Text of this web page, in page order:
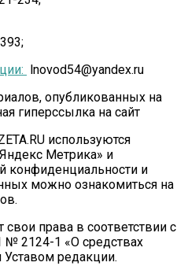
lnovod54@yandex.ru
опубликованных на
гиперссылка на сайт
используются
Метрика» и
конфиденциальности и
можно ознакомиться на
права в соответствии с
№ 2124-1 «О средствах
редакции.